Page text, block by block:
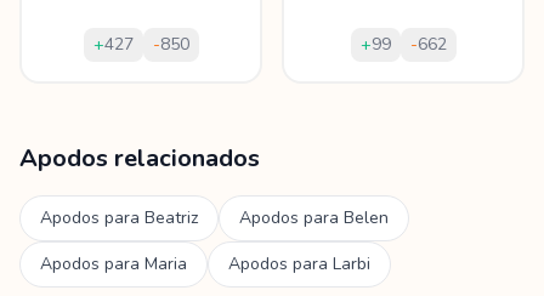
+427 -850 +99 -662
Apodos relacionados
Apodos para Beatriz Apodos para Belen
Apodos para Maria Apodos para Larbi